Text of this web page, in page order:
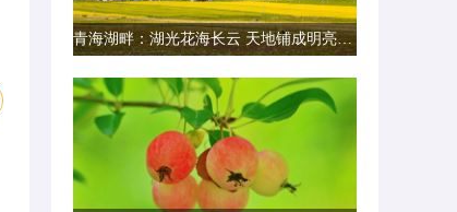
青海湖畔：湖光花海长云 天地铺成明亮画卷